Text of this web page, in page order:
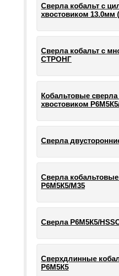
Сверла кобальт с
хвостовиком 13.0мм
Сверла кобальт с
СТРОНГ
Кобальтовые
хвостовиком
Сверла
Сверла
Р6М5К5/М35
Сверла Р6М5К5/
Сверхдлинные
Р6М5К5